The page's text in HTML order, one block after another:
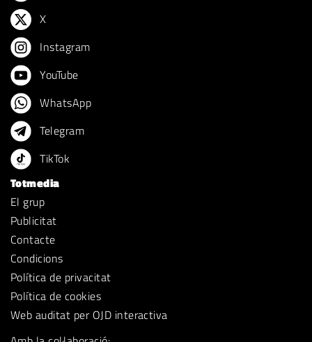
X
Instagram
YouTube
WhatsApp
Telegram
TikTok
Totmedia
El grup
Publicitat
Contacte
Condicions
Política de privacitat
Política de cookies
Web auditat per OJD interactiva